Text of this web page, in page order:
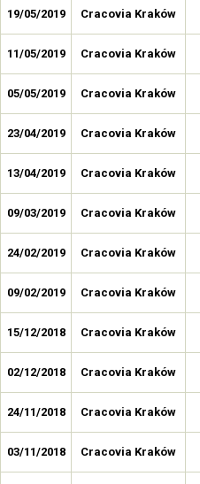
19/05/2019 Cracovia Kraków
11/05/2019 Cracovia Kraków
05/05/2019 Cracovia Kraków
23/04/2019 Cracovia Kraków
13/04/2019 Cracovia Kraków
09/03/2019 Cracovia Kraków
24/02/2019 Cracovia Kraków
09/02/2019 Cracovia Kraków
15/12/2018 Cracovia Kraków
02/12/2018 Cracovia Kraków
24/11/2018 Cracovia Kraków
03/11/2018 Cracovia Kraków